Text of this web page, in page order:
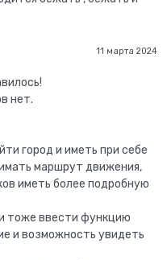
11 марта 2024
нет.
город и иметь при себе
маршрут движения,
иметь более подробную
тоже ввести функцию
и возможность увидеть